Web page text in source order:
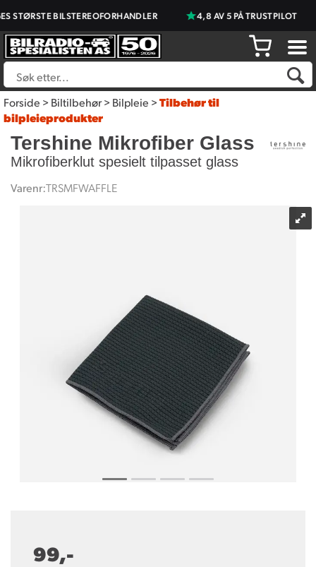
STØRSTE BILSTEREOFORHANDLER 4,8 AV 5 PÅ TRUSTPILOT
Forside>Biltilbehør>Bilpleie>Tilbehør til
bilpleieprodukter
Tershine Mikrofiber Glass
Mikrofiberklut spesielt tilpasset glass
Varenr:TRSMFWAFFLE
99,-